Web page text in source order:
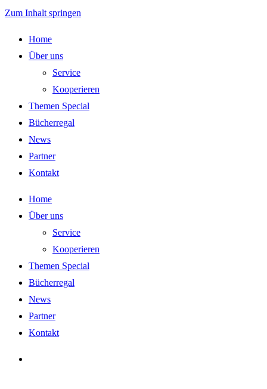
Zum Inhalt springen
Home
Über uns
Service
Kooperieren
Themen Special
Bücherregal
News
Partner
Kontakt
Home
Über uns
Service
Kooperieren
Themen Special
Bücherregal
News
Partner
Kontakt